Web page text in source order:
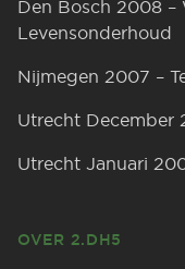
Den Bosch 2008 –
Levensonderhoud
Nijmegen 2007 –
Utrecht December
Utrecht Januari
OVER 2.DH5